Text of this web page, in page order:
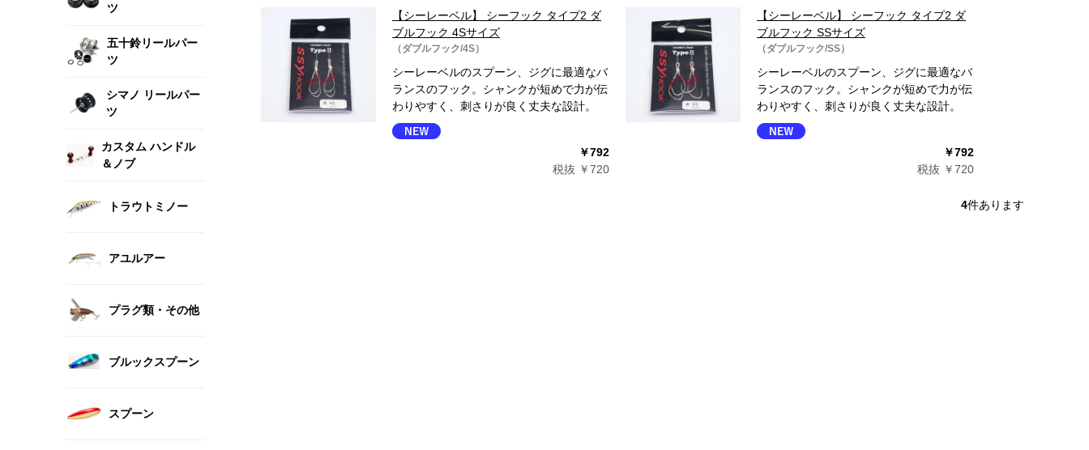
ツ
五十鈴リールパー
ツ
シマノ リールパー
ツ
カスタム ハンドル
＆ノブ
トラウトミノー
アユルアー
プラグ類・その他
ブルックスプーン
スプーン
【シーレーベル】 シーフック タイプ2 ダ
ブルフック 4Sサイズ
（ダブルフック/4S）
シーレーベルのスプーン、ジグに最適なバ
ランスのフック。シャンクが短めで力が伝
わりやすく、刺さりが良く丈夫な設計。
￥792
税抜 ￥720
【シーレーベル】 シーフック タイプ2 ダ
ブルフック SSサイズ
（ダブルフック/SS）
シーレーベルのスプーン、ジグに最適なバ
ランスのフック。シャンクが短めで力が伝
わりやすく、刺さりが良く丈夫な設計。
￥792
税抜 ￥720
4件あります